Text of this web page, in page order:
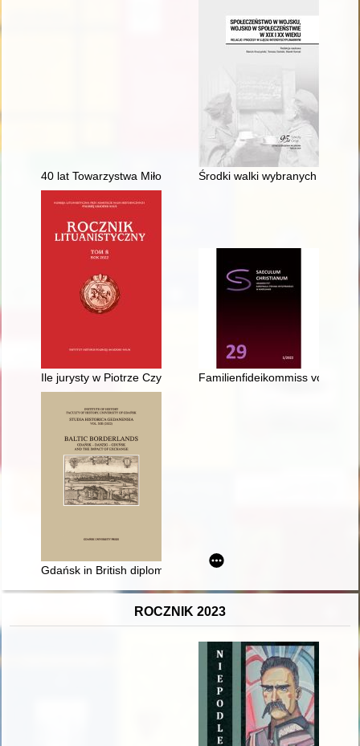
40 lat Towarzystwa Miłośników Miasta Zwolenia imienia
Środki walki wybranych
Ile jurysty w Piotrze Czyżewskim? : uwagi o prawie rzymskim
Familienfideikommiss von
Gdańsk in British diplomacy, 1945-1989
ROCZNIK 2023